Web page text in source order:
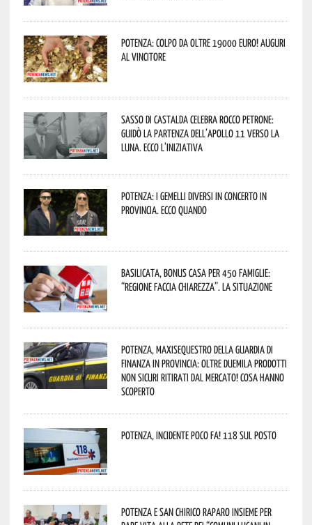
Potenza: colpo da oltre 19000 Euro! Auguri
al vincitore
Sasso di Castalda celebra Rocco Petrone:
guidò la partenza dell’Apollo 11 verso la
Luna. Ecco l’iniziativa
Potenza: i Gemelli DiVersi in concerto in
provincia. Ecco quando
Basilicata, Bonus casa per 450 famiglie:
“Regione faccia chiarezza”. La situazione
Potenza, maxisequestro della Guardia di
Finanza in provincia: oltre duemila prodotti
non sicuri ritirati dal mercato! Cosa hanno
scoperto
Potenza, incidente poco fa! 118 sul posto
Potenza e San Chirico Raparo insieme per